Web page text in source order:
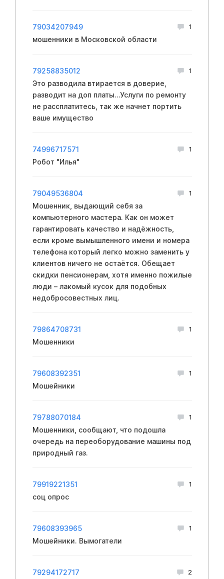
79034207949 1
мошенники в Московской области
79258835012 1
Это разводила втирается в доверие,
разводит на доп платы...Услуги по ремонту
не рассплатитесь, так же начнет портить
ваше имущество
74996717571 1
Робот "Илья"
79049536804 1
Мошенник, выдающий себя за
компьютерного мастера. Как он может
гарантировать качество и надёжность,
если кроме вымышленного имени и номера
телефона который легко можно заменить у
клиентов ничего не остаётся. Обещает
скидки пенсионерам, хотя именно пожилые
люди – лакомый кусок для подобных
недобросовестных лиц.
79864708731 1
Мошенники
79608392351 1
Мошейники
79788070184 1
Мошенники, сообщают, что подошла
очередь на переоборудование машины под
природный газ.
79919221351 1
соц опрос
79608393965 1
Мошейники. Вымогатели
79294172717 2